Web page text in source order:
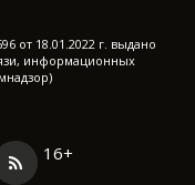
от 18.01.2022 г. выдано
информационных
16+